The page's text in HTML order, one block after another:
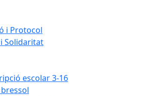
i Protocol
Solidaritat
escolar 3-16